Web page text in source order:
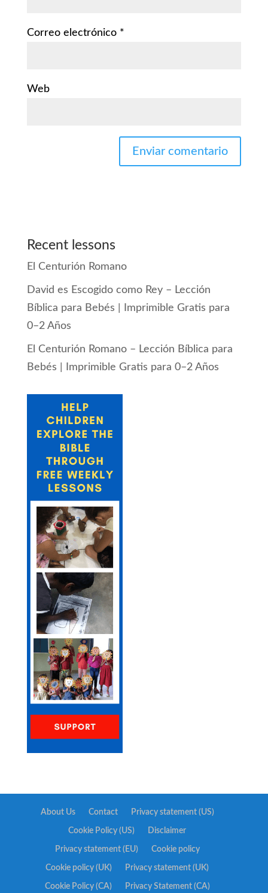
Correo electrónico *
Web
Recent lessons
El Centurión Romano
David es Escogido como Rey – Lección
Bíblica para Bebés | Imprimible Gratis para
0–2 Años
El Centurión Romano – Lección Bíblica para
Bebés | Imprimible Gratis para 0–2 Años
About Us Contact Privacy statement (US)
Cookie Policy (US) Disclaimer
Privacy statement (EU) Cookie policy
Cookie policy (UK) Privacy statement (UK)
Cookie Policy (CA) Privacy Statement (CA)